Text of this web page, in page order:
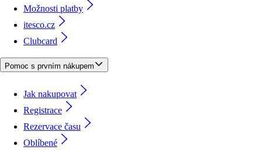
Možnosti platby
itesco.cz
Clubcard
Pomoc s prvním nákupem
Jak nakupovat
Registrace
Rezervace času
Oblíbené